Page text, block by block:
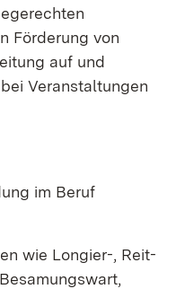
Förderung von
auf und
Veranstaltungen
im Beruf
wie Longier-, Reit-